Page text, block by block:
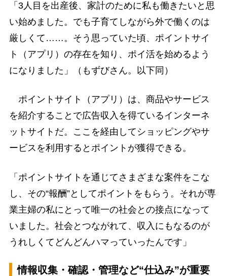
「3人目を出産後、家計のために私も働きたいと思
い始めました。でも子育てしながら外で働くのは
厳しくて……。そう思っていた頃、ポイントサイ
ト（アプリ）の存在を知り、ポイ活を始めるよう
になりました」（もずびさん。以下同）
ポイントサイト（アプリ）は、商品やサービス
を紹介することで広告収入を得ているインターネ
ットサイトだ。ここを経由してショッピングやサ
ービスを利用するとポイントが獲得できる。
「ポイントサイトを通じてさまざまな案件をこな
し、その“報酬”としてポイントをもらう。それが専
業主婦の私にとって唯一の社会との接点になって
いました。社会とつながれて、収入にもなるのが
うれしくてどんどんハマっていったんです」
情報収集・確認・管理など“仕込み”が重要